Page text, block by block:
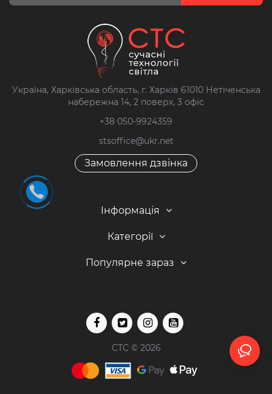
Україна, Харківська область, г. Харків 61010 Нетіченська
набережна 14, 2 поверх, 3 офіс
+38 050-9924359
stsoffice@ukr.net
Замовлення дзвінка
Інформація
Категорії
Популярне зараз
СТС © 2026